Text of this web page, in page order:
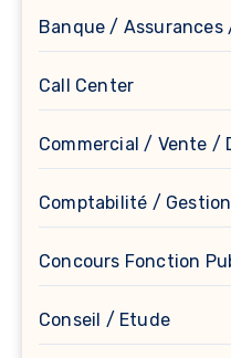
Banque / Assurances
Call Center
Commercial / Vente /
Comptabilité /
Concours Fonction
Conseil / Etude